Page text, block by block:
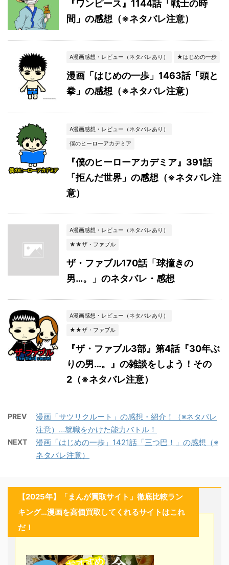
『ワンピース』1144話「戦士の時
間」の感想（※ネタバレ注意）
A漫画感想・レビュー（ネタバレあり） ★はじめの一歩
漫画「はじめの一歩」1463話「頭と
拳」の感想（※ネタバレ注意）
A漫画感想・レビュー（ネタバレあり）
僕のヒーローアカデミア
『僕のヒーローアカデミア』391話
「拒んだ世界」の感想（※ネタバレ注
意）
A漫画感想・レビュー（ネタバレあり）
★★ザ・ファブル
ザ・ファブル170話「球撞きの
男…。」のネタバレ・感想
A漫画感想・レビュー（ネタバレあり）
★★ザ・ファブル
『ザ・ファブル3部』第4話『30年ぶ
りの男…。』の雑談をしよう！その
2（※ネタバレ注意）
PREV
漫画「サツリクルート」の感想・紹介！（※ネタバレ
注意）…就職をかけた能力バトル！
NEXT
漫画「はじめの一歩」1421話「三つ巴！」の感想（※
ネタバレ注意）
【2025年】「まんが買取サイト」徹底比較ラン
キング…漫画を高価買取してくれるサイトはこれ
だ！